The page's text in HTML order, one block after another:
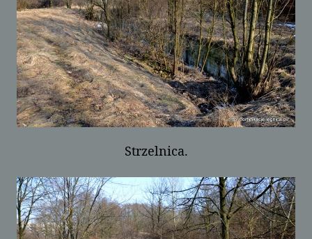
Strzelnica.